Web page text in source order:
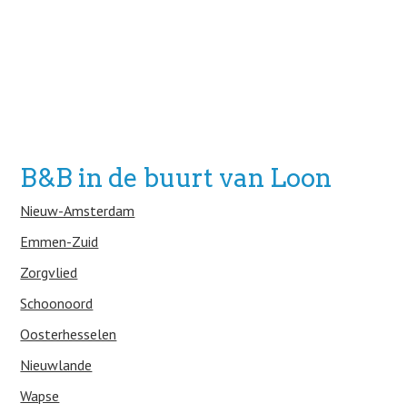
B&B in de buurt van Loon
Nieuw-Amsterdam
Emmen-Zuid
Zorgvlied
Schoonoord
Oosterhesselen
Nieuwlande
Wapse